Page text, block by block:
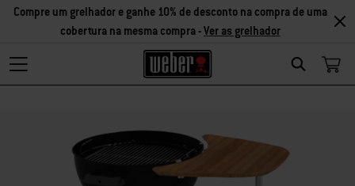
Search
Compre um grelhador e ganhe 10% de desconto na compra de uma
cobertura na mesma compra -Ver as grelhador